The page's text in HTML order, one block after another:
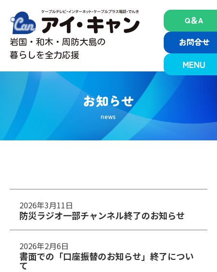
content
岩国・和木・周防大島の
暮らしを全力応援
Q＆A
お問合せ
MENU
お知らせ
防災ラジオ一部チャンネル終了のお知らせ
2026年3月11日
書面での「口座振替のお知らせ」終了につい
て
2026年2月6日